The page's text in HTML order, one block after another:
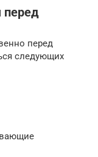
перед
перед
следующих